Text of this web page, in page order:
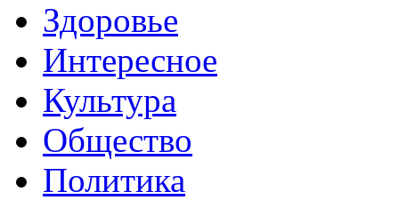
Здоровье
Интересное
Культура
Общество
Политика